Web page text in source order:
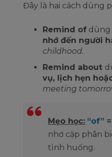
Đây là hai cách dùng
Remind of dùng
nhớ đến người
childhood.
Remind about
vụ, lịch hẹn
meeting
Mẹo học: “of”
nhớ cặp phân
tình huống.